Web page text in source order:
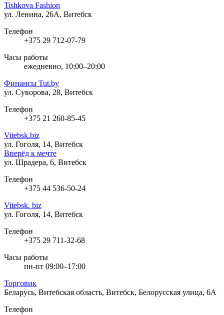
Tishkova Fashion
ул. Ленина, 26А, Витебск
Телефон
+375 29 712-07-79
Часы работы
ежедневно, 10:00–20:00
Финансы Tut.by
ул. Суворова, 28, Витебск
Телефон
+375 21 260-85-45
Vitebsk.biz
ул. Гоголя, 14, Витебск
Вперёд к мечте
ул. Шрадера, 6, Витебск
Телефон
+375 44 536-50-24
Vitebsk. biz
ул. Гоголя, 14, Витебск
Телефон
+375 29 711-32-68
Часы работы
пн-пт 09:00–17:00
Торговик
Беларусь, Витебская область, Витебск, Белорусская улица, 6А
Телефон